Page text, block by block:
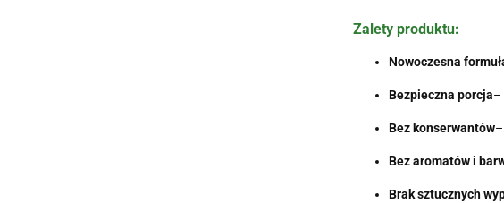
Zalety produktu:
Nowoczesna
Bezpieczna porcja–
Bez konserwantów–
Bez aromatów i
Brak sztucznych